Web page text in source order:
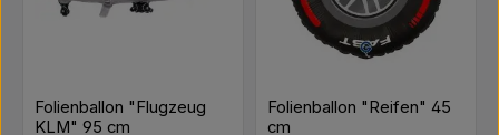
Folienballon "Flugzeug
KLM" 95 cm
Folienballon "Reifen" 45
cm